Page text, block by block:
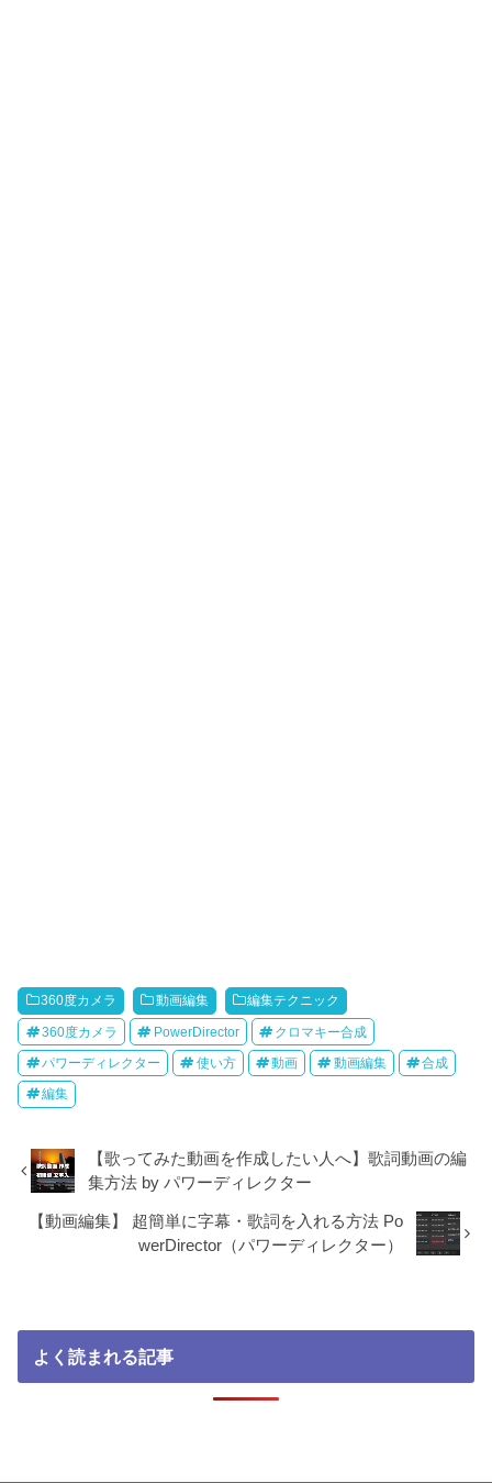
360度カメラ 動画編集 編集テクニック
360度カメラ PowerDirector クロマキー合成
パワーディレクター 使い方 動画 動画編集 合成
編集
【歌ってみた動画を作成したい人へ】歌詞動画の編
集方法 by パワーディレクター
【動画編集】 超簡単に字幕・歌詞を入れる方法 Po
werDirector（パワーディレクター）
よく読まれる記事